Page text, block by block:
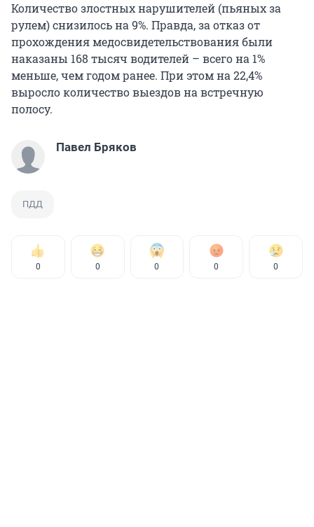
Количество злостных нарушителей (пьяных за
рулем) снизилось на 9%. Правда, за отказ от
прохождения медосвидетельствования были
наказаны 168 тысяч водителей – всего на 1%
меньше, чем годом ранее. При этом на 22,4%
выросло количество выездов на встречную
полосу.
Павел Бряков
ПДД
0 0 0 0 0